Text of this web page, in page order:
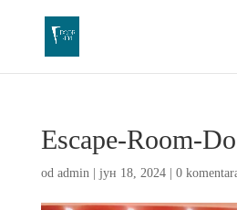
Escape-Room-
od admin| јун 18, 2024| 0